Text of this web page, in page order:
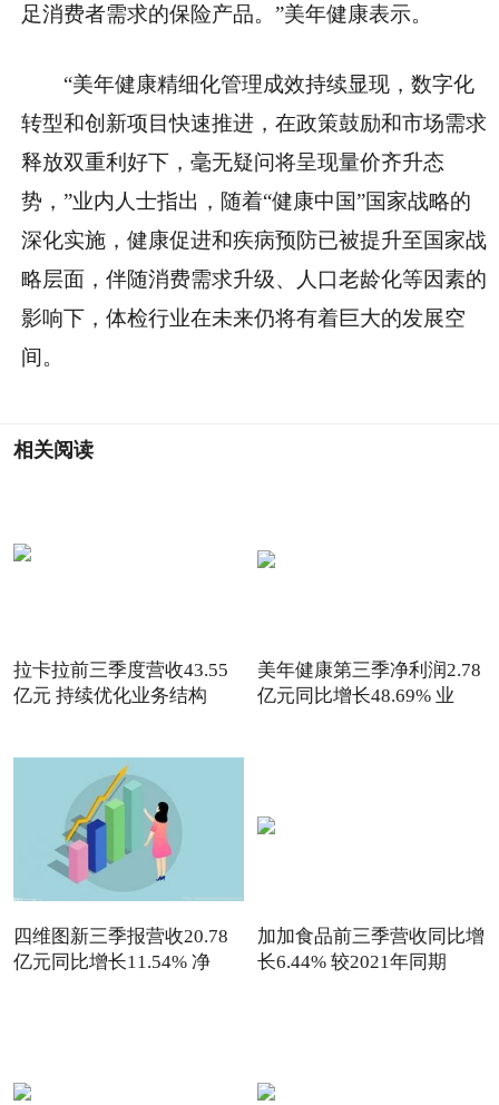
足消费者需求的保险产品。”美年健康表示。
“美年健康精细化管理成效持续显现，数字化
转型和创新项目快速推进，在政策鼓励和市场需求
释放双重利好下，毫无疑问将呈现量价齐升态
势，”业内人士指出，随着“健康中国”国家战略的
深化实施，健康促进和疾病预防已被提升至国家战
略层面，伴随消费需求升级、人口老龄化等因素的
影响下，体检行业在未来仍将有着巨大的发展空
间。
相关阅读
拉卡拉前三季度营收43.55
亿元 持续优化业务结构
美年健康第三季净利润2.78
亿元同比增长48.69% 业
四维图新三季报营收20.78
亿元同比增长11.54% 净
加加食品前三季营收同比增
长6.44% 较2021年同期